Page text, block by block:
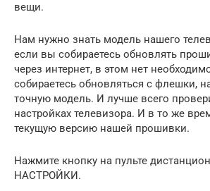
вещи.
Нам нужно знать модель нашего
если вы собираетесь обновлять
через интернет, в этом нет
собираетесь обновляться с флешки,
точную модель. И лучше всего
настройках телевизора. И в то же
текущую версию нашей прошивки.
Нажмите кнопку на пульте
НАСТРОЙКИ.